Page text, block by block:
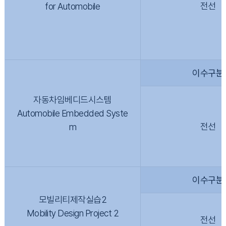
for Automobile
전선
자동차임베디드시스템
Automobile Embedded Syste
m
이수구분
전선
모빌리티제작실습2
Mobility Design Project 2
이수구분
전선